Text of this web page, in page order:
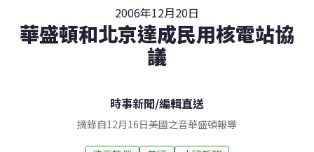
2006年12月20日
華盛頓和北京達成民用核電站協
議
時事新聞/編輯直送
摘錄自12月16日美國之音華盛頓報導